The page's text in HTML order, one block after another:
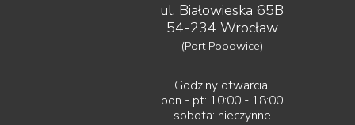
ul. Białowieska 65B
54-234 Wrocław
(Port Popowice)
Godziny otwarcia:
pon - pt: 10:00 - 18:00
sobota: nieczynne